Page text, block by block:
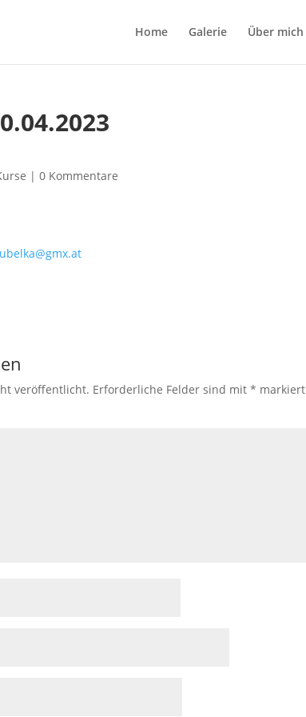
Home Galerie Über mich
|0 Kommentare
veröffentlicht. Erforderliche Felder sind mit* markiert